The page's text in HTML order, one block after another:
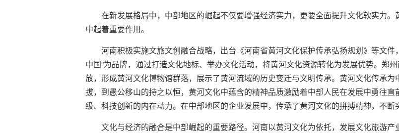
在新发展格局中，中部地区的崛起不仅要增强经济实力，更要全面提升文化软实力
中起着重要作用。
河南积极实施文旅文创融合战略，出台《河南省黄河文化保护传承弘扬规划》等文件
中国”为品牌，通过打造文化地标、举办文化活动，将黄河文化资源转化为发展优势。郑
放，形成黄河文化博物馆群落，展示了黄河流域的历史变迁与文明传承。黄河文化传承
拔，到愚公移山的持之以恒，黄河文化中蕴含的精神品质激励着中部人民在发展中勇往
级、科技创新的内在动力。在中部地区的企业发展中，传承了黄河文化的拼搏精神，不断
文化与经济的融合是中部崛起的重要路径。河南以黄河文化为依托，发展文化旅游产